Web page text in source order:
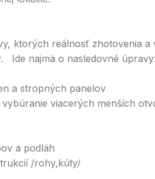
ktorých reálnosť zhotovenia
Ide najmä o nasledovné úpravy:
a stropných panelov
viacerých menších
a podláh
/rohy,kúty/